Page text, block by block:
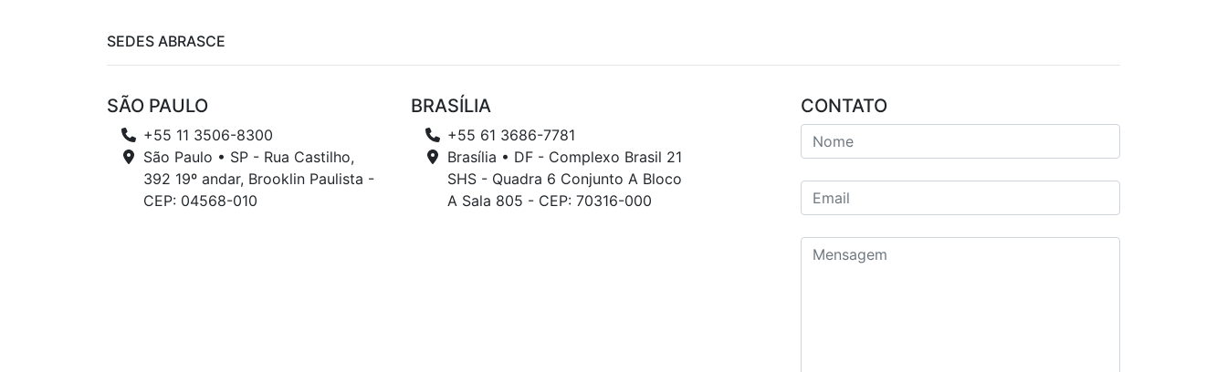
SEDES ABRASCE
SÃO PAULO
+55 11 3506-8300
São Paulo • SP - Rua Castilho,
392 19º andar, Brooklin Paulista -
CEP: 04568-010
BRASÍLIA
+55 61 3686-7781
Brasília • DF - Complexo Brasil 21
SHS - Quadra 6 Conjunto A Bloco
A Sala 805 - CEP: 70316-000
CONTATO